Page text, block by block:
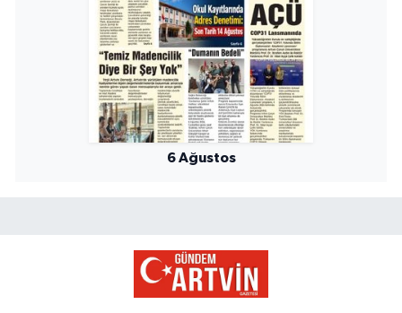
6 Ağustos